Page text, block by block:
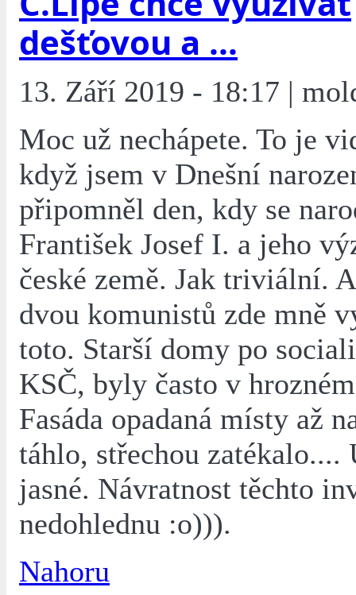
dešťovou a ...
13. Září 2019 - 18:17 |
Moc už nechápete. To je
když jsem v Dnešní
připomněl den, kdy se
František Josef I. a jeho
české země. Jak triviální.
dvou komunistů zde mně
toto. Starší domy po
KSČ, byly často v
Fasáda opadaná místy až
táhlo, střechou zatékalo....
jasné. Návratnost těchto
nedohlednu :o))).
Nahoru